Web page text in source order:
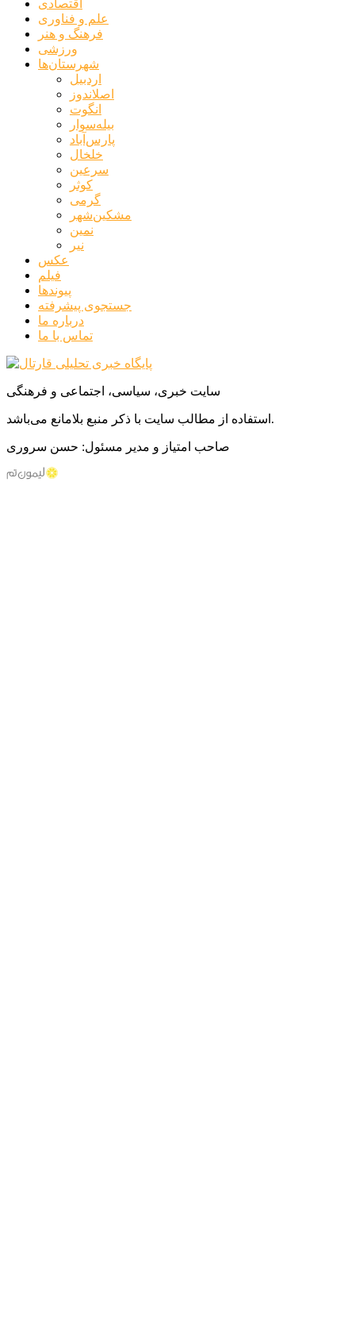
اقتصادی
علم و فناوری
فرهنگ و هنر
ورزشی
شهرستان‌ها
اردبیل
اصلاندوز
انگوت
بیله‌سوار
پارس‌آباد
خلخال
سرعین
کوثر
گرمی
مشکین‌شهر
نمین
نیر
عکس
فیلم
پیوندها
جستجوی پیشرفته
درباره ما
تماس با ما
سایت خبری، سیاسی، اجتماعی و فرهنگی
استفاده از مطالب سایت با ذکر منبع بلامانع می‌باشد.
صاحب امتیاز و مدیر مسئول: حسن سروری